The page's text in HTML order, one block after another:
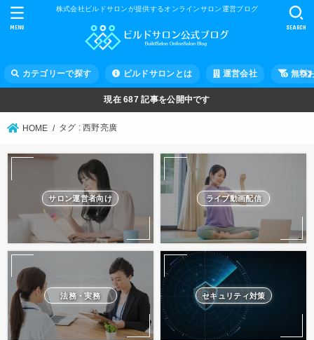
株式会社ビルドサロンが提供するオンラインサロン運営ブログ
カテゴリーで探す ビルドサロンとは 運営会社 無料
SEARCH
MENU
現在687 記事を公開中です
HOME タグ : 西野亮廣
サロン運営者向け ライブ動画配信
法務・実務 セキュリティ対策